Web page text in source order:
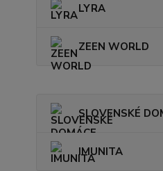
LYRA
ZEEN WORLD
SLOVENSKÉ
IMUNITA